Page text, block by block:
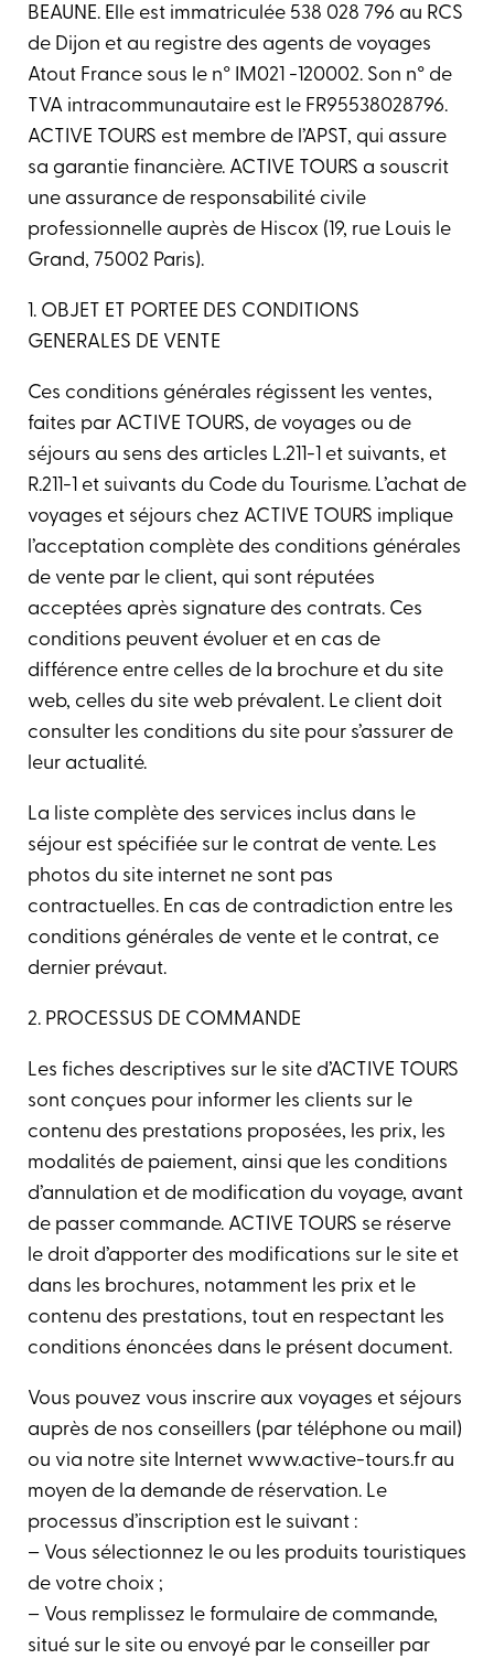
BEAUNE. Elle est immatriculée 538 028 796 au RCS
de Dijon et au registre des agents de voyages
Atout France sous le n° IM021 -120002. Son n° de
TVA intracommunautaire est le FR95538028796.
ACTIVE TOURS est membre de l’APST, qui assure
sa garantie financière. ACTIVE TOURS a souscrit
une assurance de responsabilité civile
professionnelle auprès de Hiscox (19, rue Louis le
Grand, 75002 Paris).
1. OBJET ET PORTEE DES CONDITIONS
GENERALES DE VENTE
Ces conditions générales régissent les ventes,
faites par ACTIVE TOURS, de voyages ou de
séjours au sens des articles L.211-1 et suivants, et
R.211-1 et suivants du Code du Tourisme. L’achat de
voyages et séjours chez ACTIVE TOURS implique
l’acceptation complète des conditions générales
de vente par le client, qui sont réputées
acceptées après signature des contrats. Ces
conditions peuvent évoluer et en cas de
différence entre celles de la brochure et du site
web, celles du site web prévalent. Le client doit
consulter les conditions du site pour s’assurer de
leur actualité.
La liste complète des services inclus dans le
séjour est spécifiée sur le contrat de vente. Les
photos du site internet ne sont pas
contractuelles. En cas de contradiction entre les
conditions générales de vente et le contrat, ce
dernier prévaut.
2. PROCESSUS DE COMMANDE​
Les fiches descriptives sur le site d’ACTIVE TOURS
sont conçues pour informer les clients sur le
contenu des prestations proposées, les prix, les
modalités de paiement, ainsi que les conditions
d’annulation et de modification du voyage, avant
de passer commande. ACTIVE TOURS se réserve
le droit d’apporter des modifications sur le site et
dans les brochures, notamment les prix et le
contenu des prestations, tout en respectant les
conditions énoncées dans le présent document.
Vous pouvez vous inscrire aux voyages et séjours
auprès de nos conseillers (par téléphone ou mail)
ou via notre site Internet www.active-tours.fr au
moyen de la demande de réservation. Le
processus d’inscription est le suivant :
– Vous sélectionnez le ou les produits touristiques
de votre choix ;
– Vous remplissez le formulaire de commande,
situé sur le site ou envoyé par le conseiller par